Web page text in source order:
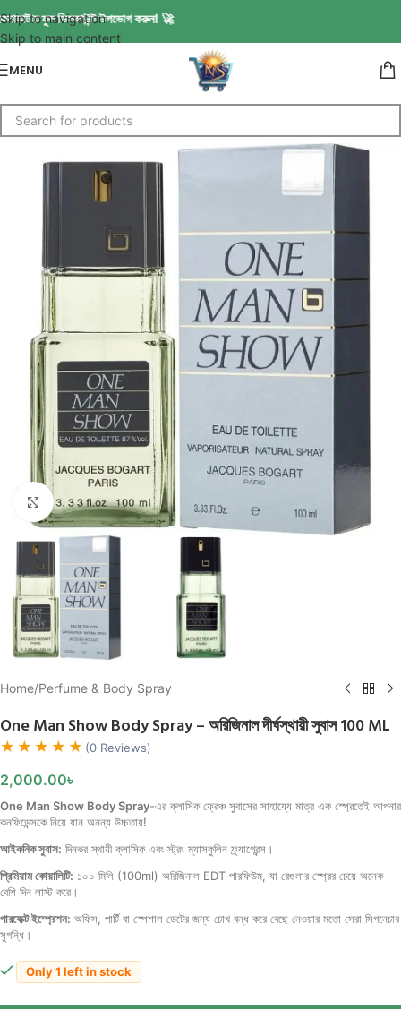
ফুল ডিসকাউন্ট উপভোগ করুন! 🚀
Skip to navigation
Skip to main content
MENU
Click to enlarge
Home/Perfume & Body Spray
One Man Show Body Spray – অরিজিনাল দীর্ঘস্থায়ী সুবাস 100 ML
★★★★★ (0 Reviews)
2,000.00৳
One Man Show Body Spray-এর ক্লাসিক ফ্রেঞ্চ সুবাসের সাহায্যে মাত্র এক স্প্রেতেই আপনার
কনফিডেন্সকে নিয়ে যান অনন্য উচ্চতায়!
আইকনিক সুবাস: দিনভর স্থায়ী ক্লাসিক এবং স্ট্রং ম্যাসকুলিন ফ্র্যাগ্রেন্স।
প্রিমিয়াম কোয়ালিটি: ১০০ মিলি (100ml) অরিজিনাল EDT পারফিউম, যা রেগুলার স্প্রের চেয়ে অনেক
বেশি দিন লাস্ট করে।
পারফেক্ট ইম্প্রেশন: অফিস, পার্টি বা স্পেশাল ডেটের জন্য চোখ বন্ধ করে বেছে নেওয়ার মতো সেরা সিগনেচার
সুগন্ধি।
Only 1 left in stock